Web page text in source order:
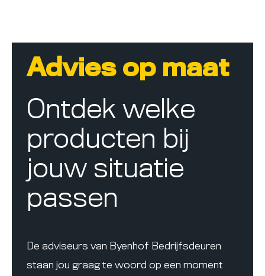
Advies op maat
Ontdek welke
producten bij
jouw situatie
passen
De adviseurs van Byenhof Bedrijfsdeuren
staan jou graag te woord op een moment